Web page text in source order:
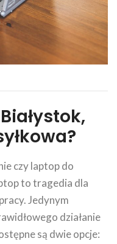
czy laptop do
to tragedia dla
Jedynym
działanie
są dwie opcje: